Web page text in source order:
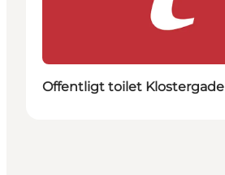
Offentligt toilet Klostergade